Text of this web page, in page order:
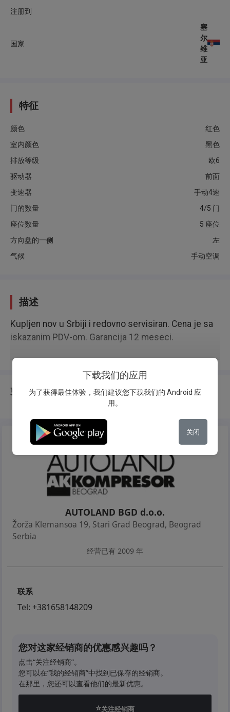
注册到
国家
塞
尔
维
亚
特征
颜色
红色
室内颜色
黑色
排放等级
欧6
驱动器
前面
变速器
手动4速
门的数量
4/5 门
座位数量
5 座位
方向盘的一侧
左
气候
手动空调
描述
Kupljen nov u Srbiji i redovno servisiran. Cena je sa
iskazanim PDV-om. Garancija 12 meseci.
更换说明
AUTOLAND BGD d.o.o.
Žorža Klemansoa 19, Stari Grad Beograd, Beograd
Serbia
经营已有 2009 年
联系
Tel: +381658148209
您对这家经销商的优惠感兴趣吗？
点击“关注经销商”。
您可以在“我的经销商”中找到已保存的经销商。
在那里，您还可以查看他们的最新优惠。
⭐关注经销商
下载我们的应用
为了获得最佳体验，我们建议您下载我们的 Android 应
用。
关闭